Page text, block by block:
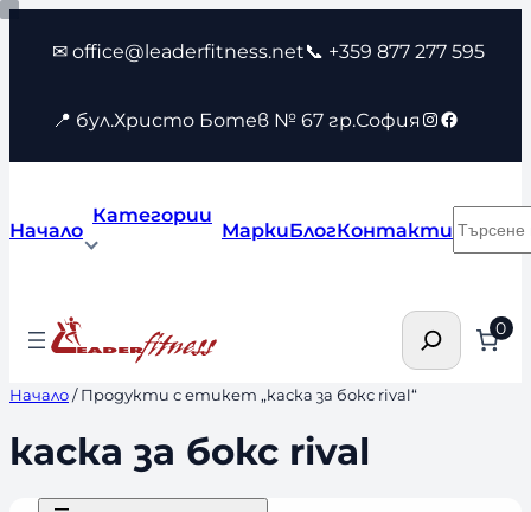
Към
съдържанието
✉ office@leaderfitness.net📞 +359 877 277 595
📍 бул.Христо Ботев № 67 гр.София Instagram
Facebook
Начало
Категории
МаркиБлогКонтакти
Търсене 0
Начало/ Продукти с етикет „каска за бокс rival“
каска за бокс rival